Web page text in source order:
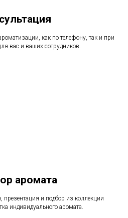
как по телефону, так и при
вас и ваших сотрудников.
аромата
и подбор из коллекции
индивидуального аромата.